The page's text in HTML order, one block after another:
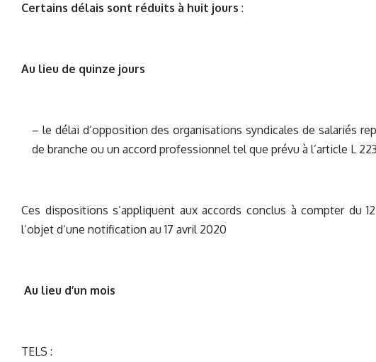
Certains délais sont réduits à huit jours :
Au lieu de quinze jours
– le délai d’opposition des organisations syndicales de salariés
de branche ou un accord professionnel tel que prévu à l’article L
Ces dispositions s’appliquent aux accords conclus à compter du
l’objet d’une notification au 17 avril 2020
Au lieu d’un mois
TELS :